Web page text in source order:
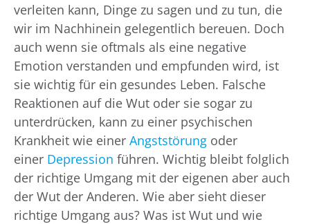
verleiten kann, Dinge zu sagen und zu tun, die
wir im Nachhinein gelegentlich bereuen. Doch
auch wenn sie oftmals als eine negative
Emotion verstanden und empfunden wird, ist
sie wichtig für ein gesundes Leben. Falsche
Reaktionen auf die Wut oder sie sogar zu
unterdrücken, kann zu einer psychischen
Krankheit wie einer Angststörung oder
einer Depression führen. Wichtig bleibt folglich
der richtige Umgang mit der eigenen aber auch
der Wut der Anderen. Wie aber sieht dieser
richtige Umgang aus? Was ist Wut und wie